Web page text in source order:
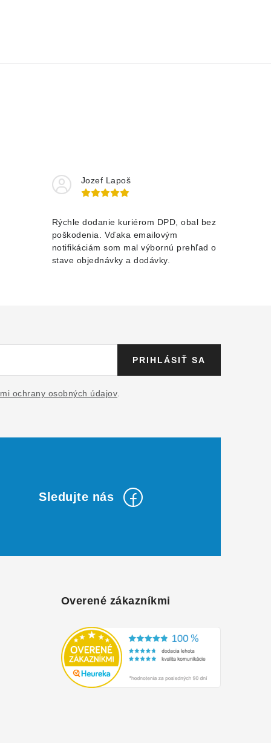
Jozef Lapoš
Rýchle dodanie kuriérom DPD, obal bez
poškodenia. Vďaka emailovým
notifikáciám som mal výbornú prehľad o
stave objednávky a dodávky.
ochrany osobných údajov
PRIHLÁSIŤ SA
Overené zákazníkmi